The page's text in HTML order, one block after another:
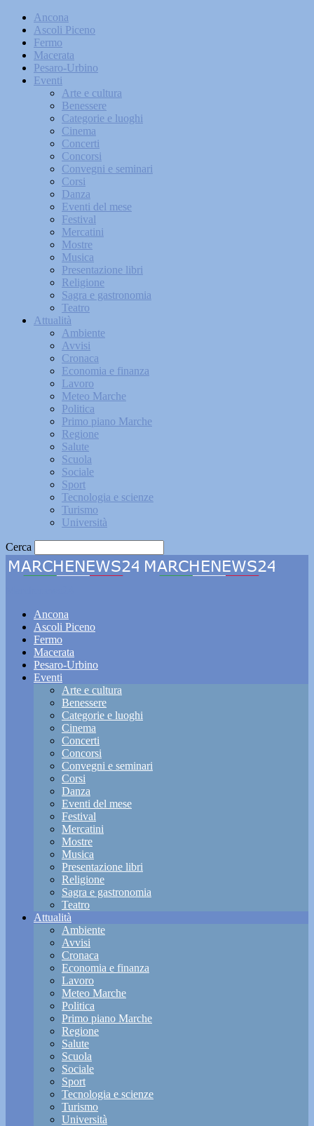
Ancona
Ascoli Piceno
Fermo
Macerata
Pesaro-Urbino
Eventi
Arte e cultura
Benessere
Categorie e luoghi
Cinema
Concerti
Concorsi
Convegni e seminari
Corsi
Danza
Eventi del mese
Festival
Mercatini
Mostre
Musica
Presentazione libri
Religione
Sagra e gastronomia
Teatro
Attualità
Ambiente
Avvisi
Cronaca
Economia e finanza
Lavoro
Meteo Marche
Politica
Primo piano Marche
Regione
Salute
Scuola
Sociale
Sport
Tecnologia e scienze
Turismo
Università
Cerca
Ancona
Ascoli Piceno
Fermo
Macerata
Pesaro-Urbino
Eventi
Arte e cultura
Benessere
Categorie e luoghi
Cinema
Concerti
Concorsi
Convegni e seminari
Corsi
Danza
Eventi del mese
Festival
Mercatini
Mostre
Musica
Presentazione libri
Religione
Sagra e gastronomia
Teatro
Attualità
Ambiente
Avvisi
Cronaca
Economia e finanza
Lavoro
Meteo Marche
Politica
Primo piano Marche
Regione
Salute
Scuola
Sociale
Sport
Tecnologia e scienze
Turismo
Università